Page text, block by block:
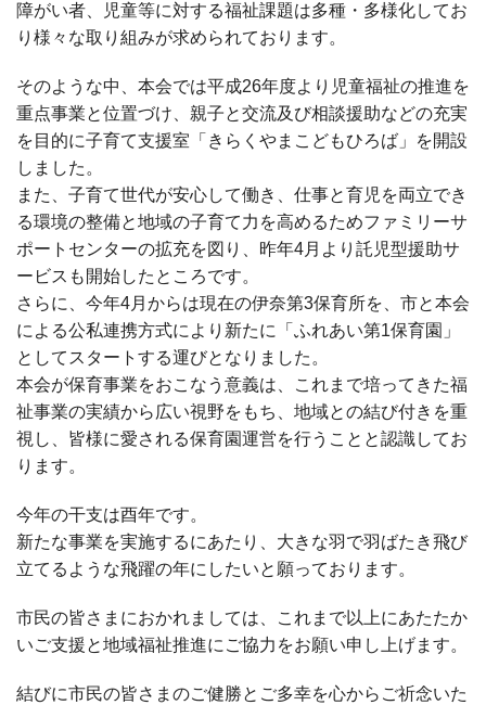
障がい者、児童等に対する福祉課題は多種・多様化してお
り様々な取り組みが求められております。
そのような中、本会では平成26年度より児童福祉の推進を
重点事業と位置づけ、親子と交流及び相談援助などの充実
を目的に子育て支援室「きらくやまこどもひろば」を開設
しました。
また、子育て世代が安心して働き、仕事と育児を両立でき
る環境の整備と地域の子育て力を高めるためファミリーサ
ポートセンターの拡充を図り、昨年4月より託児型援助サ
ービスも開始したところです。
さらに、今年4月からは現在の伊奈第3保育所を、市と本会
による公私連携方式により新たに「ふれあい第1保育園」
としてスタートする運びとなりました。
本会が保育事業をおこなう意義は、これまで培ってきた福
祉事業の実績から広い視野をもち、地域との結び付きを重
視し、皆様に愛される保育園運営を行うことと認識してお
ります。
今年の干支は酉年です。
新たな事業を実施するにあたり、大きな羽で羽ばたき飛び
立てるような飛躍の年にしたいと願っております。
市民の皆さまにおかれましては、これまで以上にあたたか
いご支援と地域福祉推進にご協力をお願い申し上げます。
結びに市民の皆さまのご健勝とご多幸を心からご祈念いた